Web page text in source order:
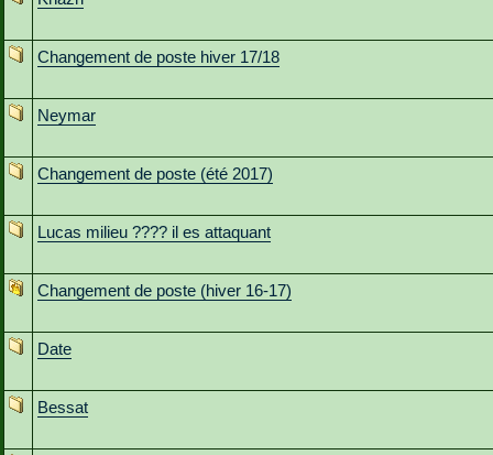
Changement de poste hiver 17/18
Neymar
Changement de poste (été 2017)
Lucas milieu ???? il es attaquant
Changement de poste (hiver 16-17)
Date
Bessat